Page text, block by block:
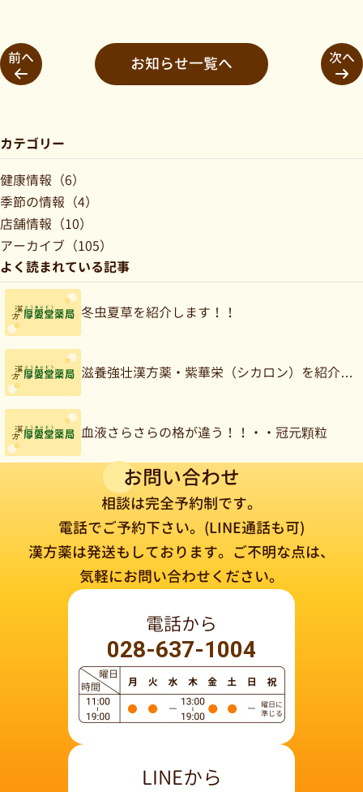
前へ お知らせ一覧へ 次へ
カテゴリー
健康情報（6）
季節の情報（4）
店舗情報（10）
アーカイブ（105）
よく読まれている記事
冬虫夏草を紹介します！！
滋養強壮漢方薬・紫華栄（シカロン）を紹介…
血液さらさらの格が違う！！・・冠元顆粒
お問い合わせ
相談は完全予約制です。
電話でご予約下さい。(LINE通話も可)
漢方薬は発送もしております。 ご不明な点は、
気軽にお問い合わせください。
電話から
028-637-1004
LINEから